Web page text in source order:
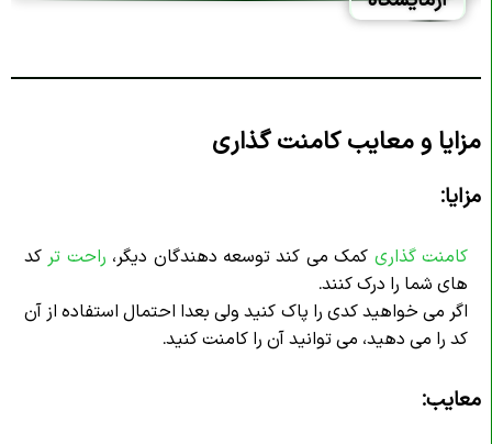
مزایا و معایب کامنت گذاری
مزایا:
کامنت گذاری کمک می کند توسعه دهندگان دیگر، راحت تر کد
های شما را درک کنند.
اگر می خواهید کدی را پاک کنید ولی بعدا احتمال استفاده از آن
کد را می دهید، می توانید آن را کامنت کنید.
معایب: